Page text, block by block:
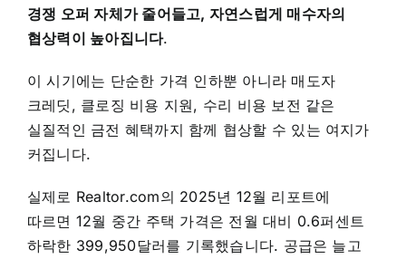
경쟁 오퍼 자체가 줄어들고, 자연스럽게 매수자의
협상력이 높아집니다.
이 시기에는 단순한 가격 인하뿐 아니라 매도자
크레딧, 클로징 비용 지원, 수리 비용 보전 같은
실질적인 금전 혜택까지 함께 협상할 수 있는 여지가
커집니다.
실제로 Realtor.com의 2025년 12월 리포트에
따르면 12월 중간 주택 가격은 전월 대비 0.6퍼센트
하락한 399,950달러를 기록했습니다. 공급은 늘고